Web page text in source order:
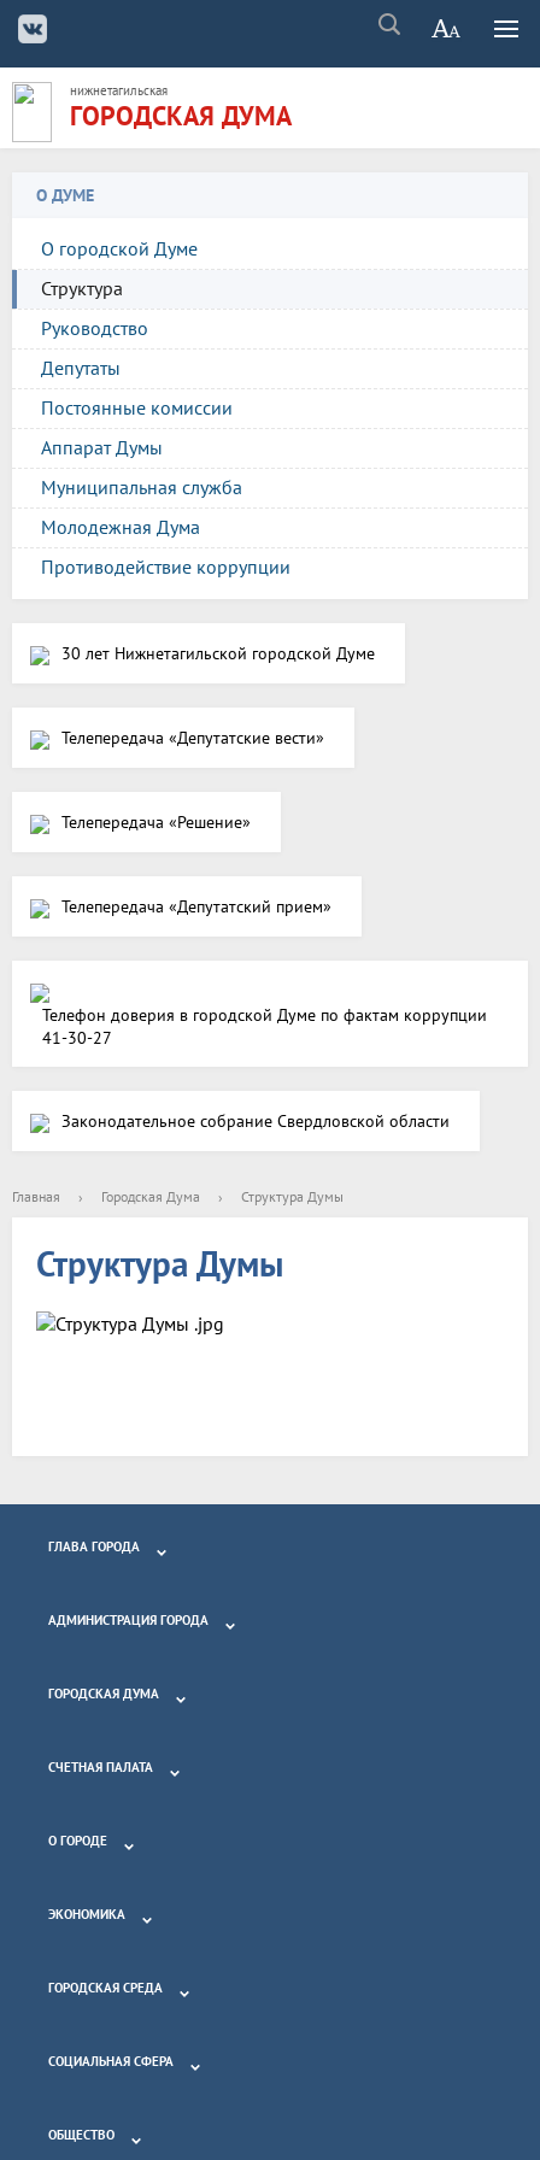
нижнетагильская
ГОРОДСКАЯ ДУМА
О ДУМЕ
О городской Думе
Структура
Руководство
Депутаты
Постоянные комиссии
Аппарат Думы
Муниципальная служба
Молодежная Дума
Противодействие коррупции
30 лет Нижнетагильской городской Думе
Телепередача «Депутатские вести»
Телепередача «Решение»
Телепередача «Депутатский прием»
Телефон доверия в городской Думе по фактам коррупции
41-30-27
Законодательное собрание Свердловской области
Главная › Городская Дума › Структура Думы
Структура Думы
ГЛАВА ГОРОДА
АДМИНИСТРАЦИЯ ГОРОДА
ГОРОДСКАЯ ДУМА
СЧЕТНАЯ ПАЛАТА
О ГОРОДЕ
ЭКОНОМИКА
ГОРОДСКАЯ СРЕДА
СОЦИАЛЬНАЯ СФЕРА
ОБЩЕСТВО